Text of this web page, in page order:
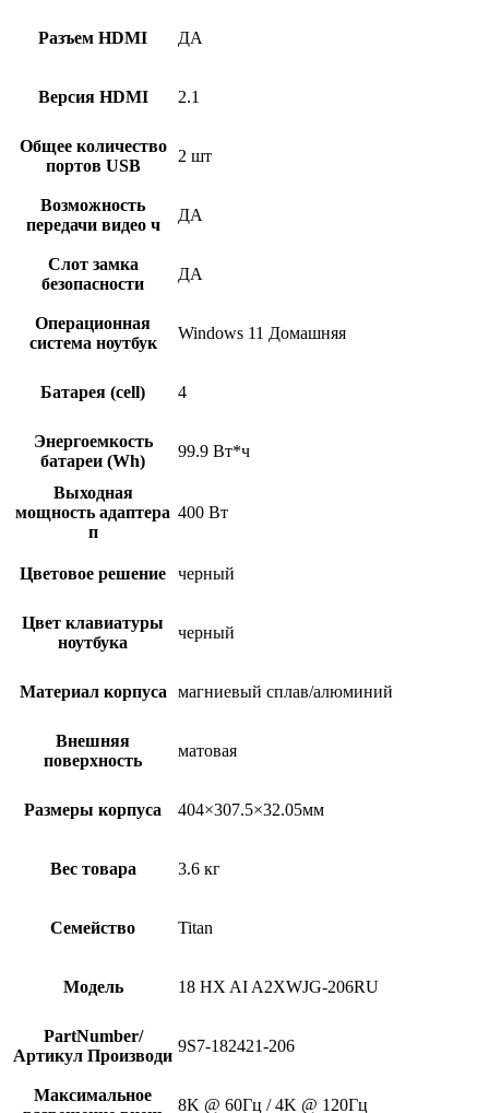
Разъем HDMI ДА
Версия HDMI 2.1
Общее количество
портов USB
2 шт
Возможность
передачи видео ч
ДА
Слот замка
безопасности
ДА
Операционная
система ноутбук
Windows 11 Домашняя
Батарея (cell) 4
Энергоемкость
батареи (Wh)
99.9 Вт*ч
Выходная
мощность адаптера
п
400 Вт
Цветовое решение черный
Цвет клавиатуры
ноутбука
черный
Материал корпуса магниевый сплав/алюминий
Внешняя
поверхность
матовая
Размеры корпуса 404×307.5×32.05мм
Вес товара 3.6 кг
Семейство Titan
Модель 18 HX AI A2XWJG-206RU
PartNumber/
Артикул Производи
9S7-182421-206
Максимальное
8K @ 60Гц / 4K @ 120Гц